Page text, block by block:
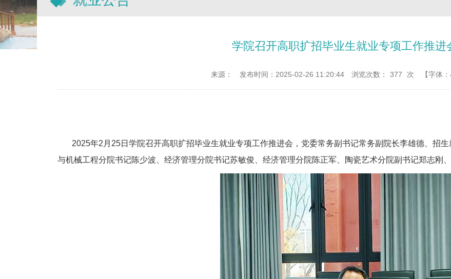
学院召开高职扩招毕业生就业专项工作推进
来源： 发布时间：2025-02-26 11:20:44 浏览次数： 377 次 【字体：
2025年2月25日学院召开高职扩招毕业生就业专项工作推进会，党委常务副书记常务副院长李雄德、招
与机械工程分院书记陈少波、经济管理分院书记苏敏俊、经济管理分院陈正军、陶瓷艺术分院副书记郑志刚